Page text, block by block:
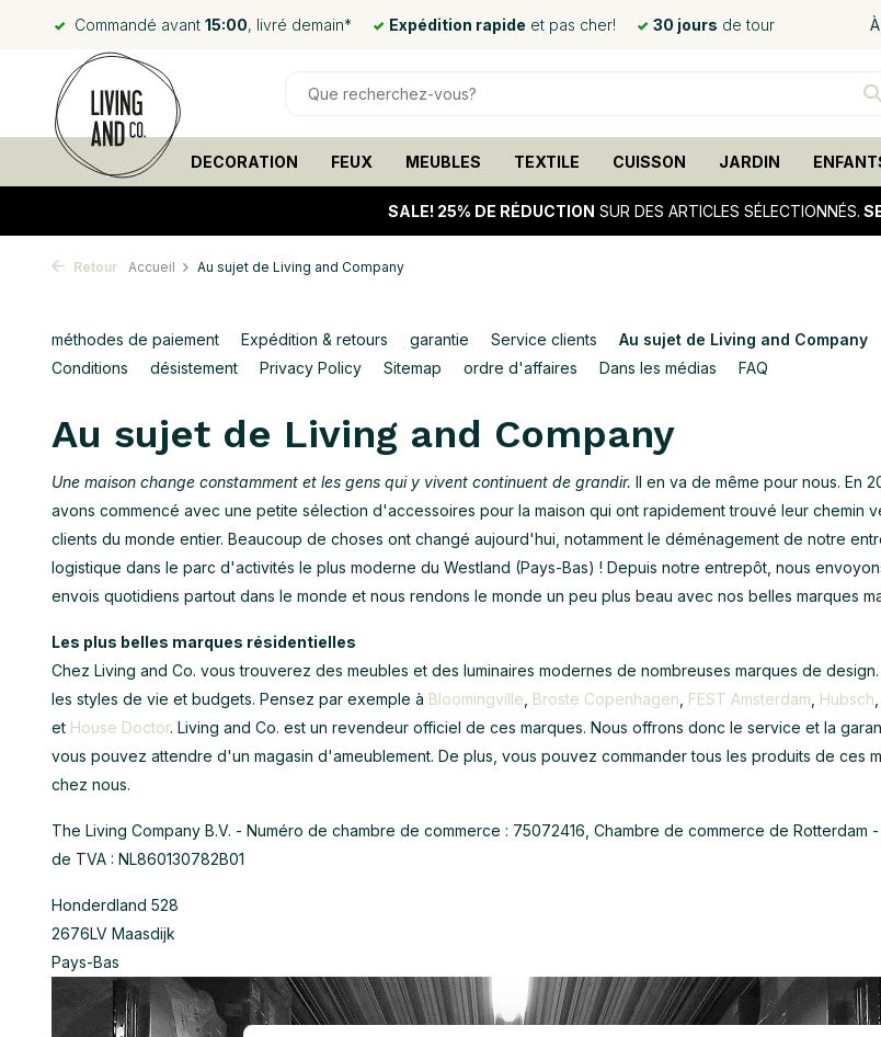
Commandé avant 15:00, livré demain* Expédition rapide et pas cher! 30 jours de tour
DECORATION FEUX MEUBLES TEXTILE CUISSON JARDIN
SALE! 25% DE RÉDUCTION SUR DES ARTICLES SÉLECTIONNÉS.
Retour Accueil Au sujet de Living and Company
méthodes de paiement Expédition & retours garantie Service clients
Au sujet de Living and Company
Conditions
désistement Privacy Policy Sitemap ordre d'affaires Dans les médias FAQ
Au sujet de Living and Company
Une maison change constamment et les gens qui y vivent continuent de grandir. Il en va de même pour nous. En
avons commencé avec une petite sélection d'accessoires pour la maison qui ont rapidement trouvé leur chemin
clients du monde entier. Beaucoup de choses ont changé aujourd'hui, notamment le déménagement de notre
logistique dans le parc d'activités le plus moderne du Westland (Pays-Bas) ! Depuis notre entrepôt, nous
envois quotidiens partout dans le monde et nous rendons le monde un peu plus beau avec nos belles marques
Les plus belles marques résidentielles
Chez Living and Co. vous trouverez des meubles et des luminaires modernes de nombreuses marques de
les styles de vie et budgets. Pensez par exemple à Bloomingville Broste Copenhagen FEST Amsterdam Hubsch
et House Doctor. Living and Co. est un revendeur officiel de ces marques. Nous offrons donc le service et la
vous pouvez attendre d'un magasin d'ameublement. De plus, vous pouvez commander tous les produits de ces
chez nous.
The Living Company B.V. - Numéro de chambre de commerce : 75072416, Chambre de commerce de Rotterdam
de TVA : NL860130782B01
Honderdland 528
2676LV Maasdijk
Pays-Bas